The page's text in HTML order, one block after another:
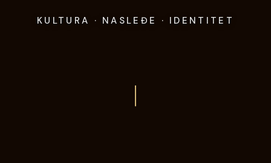
KULTURA · NASLEĐE · IDENTITET